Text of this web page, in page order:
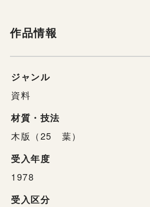
作品情報
ジャンル
資料
材質・技法
木版（25 葉）
受入年度
1978
受入区分